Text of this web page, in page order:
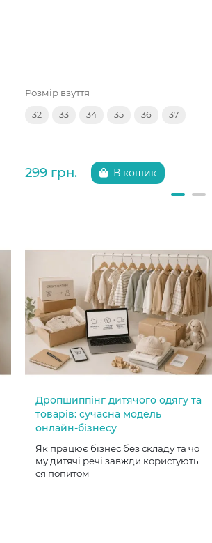
Розмір взуття
32 33 34 35 36 37
299 грн. В кошик
Дропшиппінг дитячого одягу та
товарів: сучасна модель
онлайн-бізнесу
Як працює бізнес без складу та чо
му дитячі речі завжди користують
ся попитом